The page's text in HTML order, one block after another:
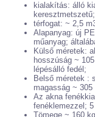
kialakítás: álló
keresztmetszetű;
térfogat: ~ 2,5
Alapanyag: új
műanyag;
Külső méretek:
hosszúság ~
lépésálló fedél;
Belső méretek :
magasság ~ 305
Az akna
fenéklemezzel;
Tömege ~ 160